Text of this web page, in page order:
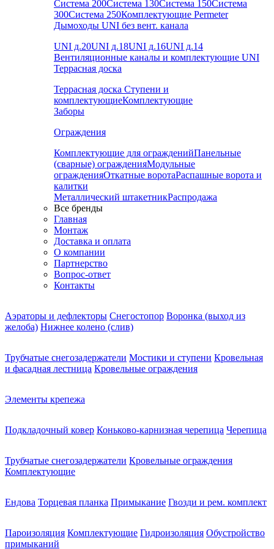
Система 200Система 130Система 150Система
300Система 250Комплектующие Permeter
Дымоходы UNI без вент. канала
UNI д.20UNI д.18UNI д.16UNI д.14
Вентиляционные каналы и комплектующие UNI
Террасная доска
Террасная доска Ступени и
комплектующиеКомплектующие
Заборы
Ограждения
Комплектующие для огражденийПанельные
(сварные) огражденияМодульные
огражденияОткатные воротаРаспашные ворота и
калитки
Металлический штакетникРаспродажа
Все бренды
Главная
Монтаж
Доставка и оплата
О компании
Партнерство
Вопрос-ответ
Контакты
Аэраторы и дефлекторы Снегостопор Воронка (выход из
желоба) Нижнее колено (слив)
Трубчатые снегозадержатели Мостики и ступени Кровельная
и фасадная лестница Кровельные ограждения
Элементы крепежа
Подкладочный ковер Коньково-карнизная черепица Черепица
Трубчатые снегозадержатели Кровельные ограждения
Комплектующие
Ендова Торцевая планка Примыкание Гвозди и рем. комплект
Пароизоляция Комплектующие Гидроизоляция Обустройство
примыканий